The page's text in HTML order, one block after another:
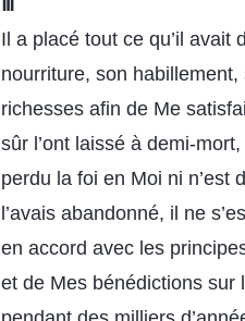
Il a placé tout ce qu’il avait
nourriture, son
richesses afin de Me
sûr l’ont laissé à demi-
perdu la foi en Moi ni n’est
l’avais abandonné, il ne
en accord avec les
et de Mes bénédictions sur